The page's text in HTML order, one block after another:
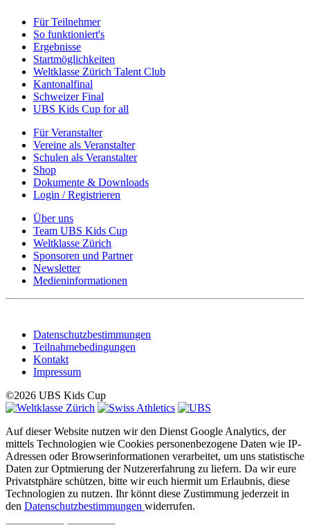
Für Teilnehmer
So funktioniert's
Ergebnisse
Startmöglichkeiten
Weltklasse Zürich Talent Club
Kantonalfinal
Schweizer Final
UBS Kids Cup for all
Für Veranstalter
Vereine als Veranstalter
Schulen als Veranstalter
Shop
Dokumente & Downloads
Login / Registrieren
Über uns
Team UBS Kids Cup
Weltklasse Zürich
Sponsoren und Partner
Newsletter
Medieninformationen
Datenschutzbestimmungen
Teilnahmebedingungen
Kontakt
Impressum
©2026 UBS Kids Cup
Auf dieser Website nutzen wir den Dienst Google Analytics, der
mittels Technologien wie Cookies personenbezogene Daten wie IP-
Adressen oder Browserinformationen verarbeitet, um uns statistische
Daten zur Optmierung der Nutzererfahrung zu liefern. Da wir eure
Privatstphäre schützen, bitte wir euch hiermit um Erlaubnis, diese
Technologien zu nutzen. Ihr könnt diese Zustimmung jederzeit in
den Datenschutzbestimmungen widerrufen.